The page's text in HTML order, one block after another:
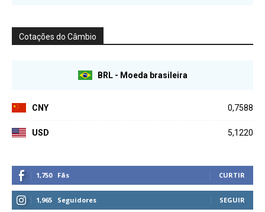
Cotações do Câmbio
BRL - Moeda brasileira
CNY 0,7588
USD 5,1220
1,750 Fãs CURTIR
1,965 Seguidores SEGUIR